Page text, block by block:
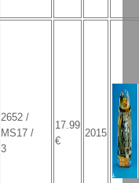
2652 /
MS17 /
3
17.99
€
2015